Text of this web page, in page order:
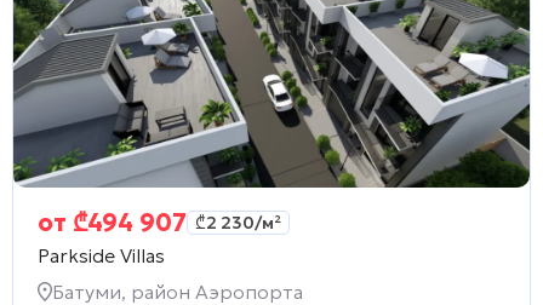
от ₾494 907 ₾2 230/м²
Parkside Villas
Батуми, район Аэропорта